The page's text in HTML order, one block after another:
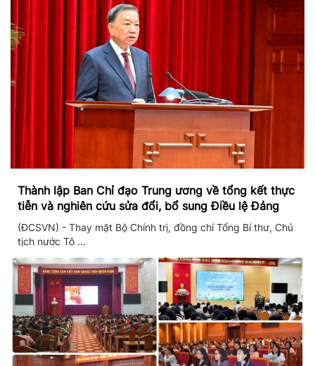
Thành lập Ban Chỉ đạo Trung ương về tổng kết thực
tiễn và nghiên cứu sửa đổi, bổ sung Điều lệ Đảng
(ĐCSVN) - Thay mặt Bộ Chính trị, đồng chí Tổng Bí thư, Chủ
tịch nước Tô ...